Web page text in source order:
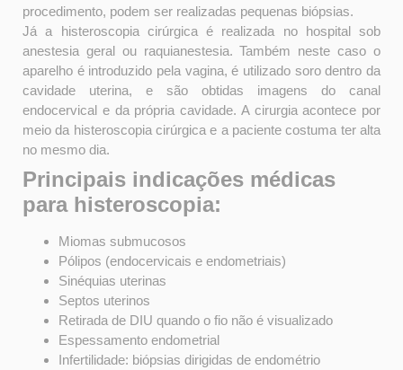
procedimento, podem ser realizadas pequenas biópsias.
Já a histeroscopia cirúrgica é realizada no hospital sob
anestesia geral ou raquianestesia. Também neste caso o
aparelho é introduzido pela vagina, é utilizado soro dentro da
cavidade uterina, e são obtidas imagens do canal
endocervical e da própria cavidade. A cirurgia acontece por
meio da histeroscopia cirúrgica e a paciente costuma ter alta
no mesmo dia.
Principais indicações médicas
para histeroscopia:
Miomas submucosos
Pólipos (endocervicais e endometriais)
Sinéquias uterinas
Septos uterinos
Retirada de DIU quando o fio não é visualizado
Espessamento endometrial
Infertilidade: biópsias dirigidas de endométrio